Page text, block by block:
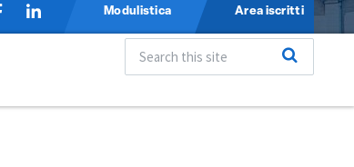
Modulistica Area iscritti